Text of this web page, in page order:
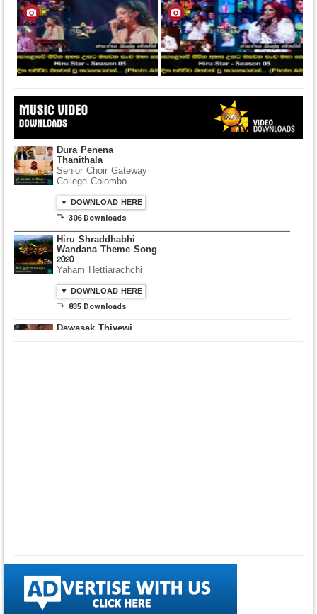
Dura Penena
Thanithala
Senior Choir Gateway
College Colombo
▼ DOWNLOAD HERE
⤵ 306 Downloads
Hiru Shraddhabhi
Wandana Theme Song
2020
Yaham Hettiarachchi
▼ DOWNLOAD HERE
⤵ 835 Downloads
Dawasak Thiyewi
Sanka Dineth
▼ DOWNLOAD HERE
⤵ 2,116 Downloads